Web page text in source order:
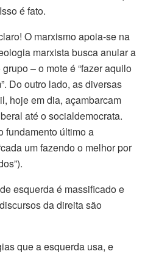
é fato.
O marxismo apoia-se na
marxista busca anular a
– o mote é “fazer aquilo
Do outro lado, as diversas
hoje em dia, açambarcam
até o socialdemocrata.
fundamento último a
um fazendo o melhor por
esquerda é massificado e
da direita são
que a esquerda usa, e